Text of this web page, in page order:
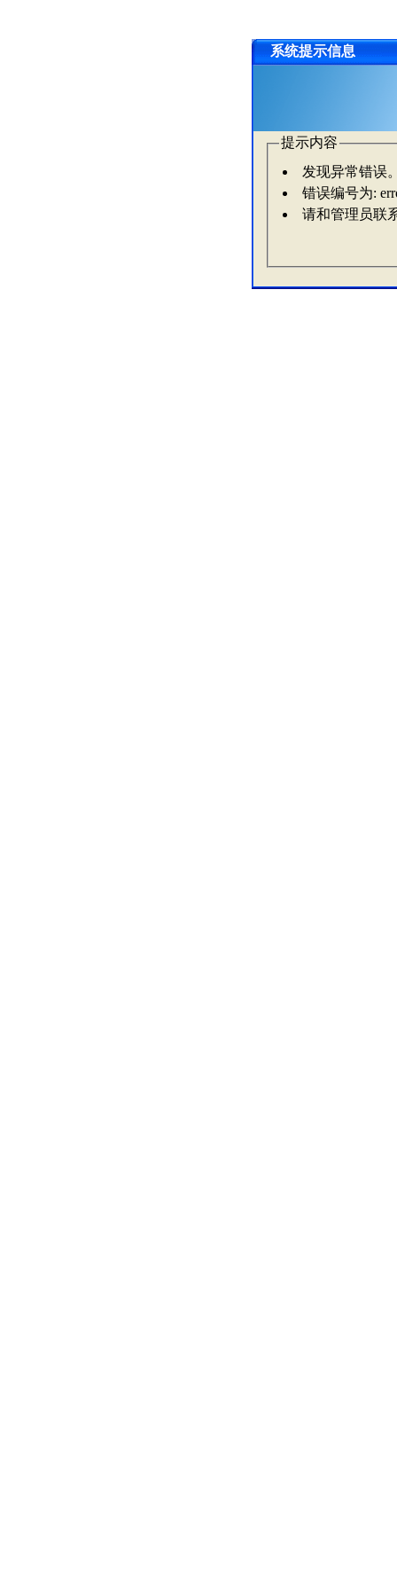
系统提示信息
提示内容
发现异常错误
错误编号为:
请和管理员联